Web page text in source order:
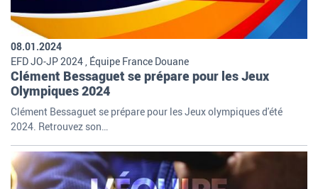
08.01.2024
EFD JO-JP 2024 , Équipe France Douane
Clément Bessaguet se prépare pour les Jeux
Olympiques 2024
Clément Bessaguet se prépare pour les Jeux olympiques d'été
2024. Retrouvez son…